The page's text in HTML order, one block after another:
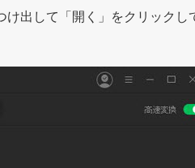
出して「開く」をクリックし